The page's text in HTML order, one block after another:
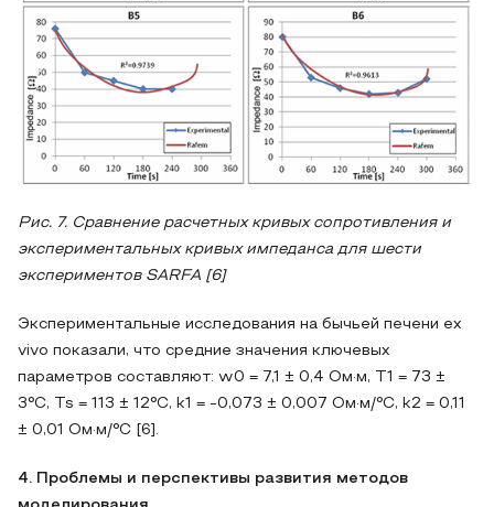
Рис. 7. Сравнение расчетных кривых сопротивления и
экспериментальных кривых импеданса для шести
экспериментов SARFA [6]
Экспериментальные исследования на бычьей печени ex
vivo показали, что средние значения ключевых
параметров составляют: w0 = 7,1 ± 0,4 Ом·м, T1 = 73 ±
3°C, Ts = 113 ± 12°C, k1 = -0,073 ± 0,007 Ом·м/°C, k2 = 0,11
± 0,01 Ом·м/°C [6].
4. Проблемы и перспективы развития методов